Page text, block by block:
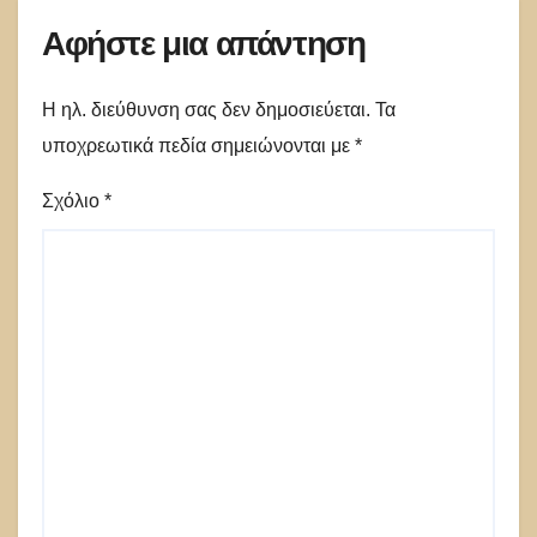
Αφήστε μια απάντηση
Η ηλ. διεύθυνση σας δεν δημοσιεύεται. Τα
υποχρεωτικά πεδία σημειώνονται με *
Σχόλιο *